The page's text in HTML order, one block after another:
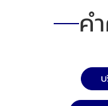
ลิฟต์ติดๆ ดับๆ เบร
อากาศภายในลิฟต์ไม่หมุนเวียน เปลี่ย
เปลี่ยนแผงวงจรคว
ค